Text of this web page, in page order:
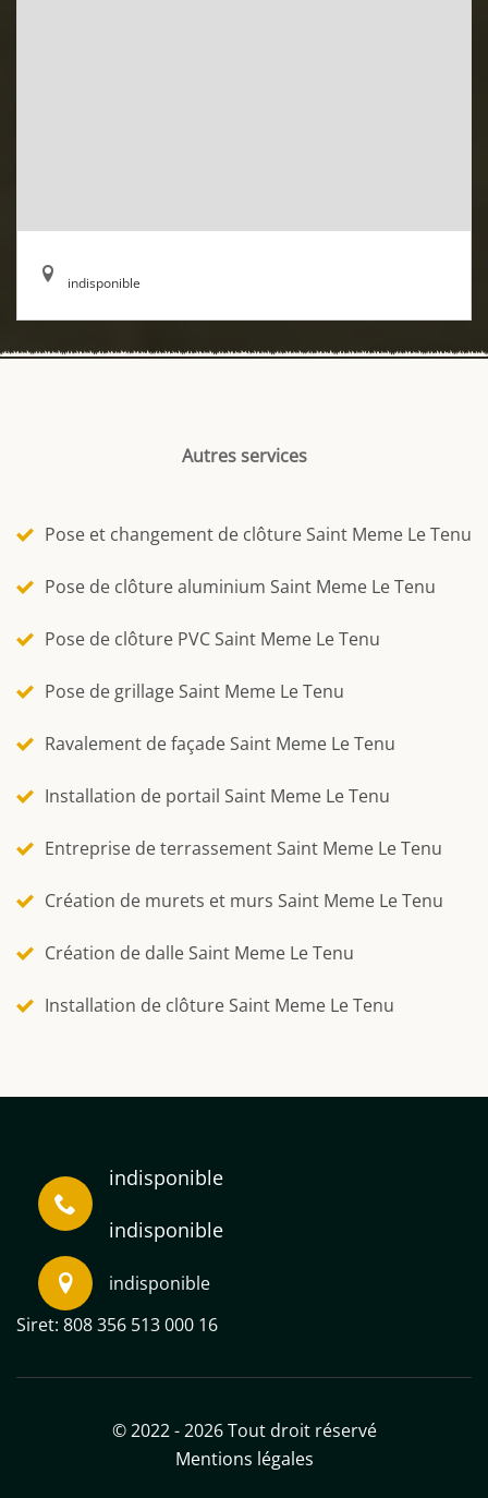
indisponible
Autres services
Pose et changement de clôture Saint Meme Le Tenu
Pose de clôture aluminium Saint Meme Le Tenu
Pose de clôture PVC Saint Meme Le Tenu
Pose de grillage Saint Meme Le Tenu
Ravalement de façade Saint Meme Le Tenu
Installation de portail Saint Meme Le Tenu
Entreprise de terrassement Saint Meme Le Tenu
Création de murets et murs Saint Meme Le Tenu
Création de dalle Saint Meme Le Tenu
Installation de clôture Saint Meme Le Tenu
indisponible
indisponible
indisponible
Siret: 808 356 513 000 16
© 2022 - 2026 Tout droit réservé
Mentions légales